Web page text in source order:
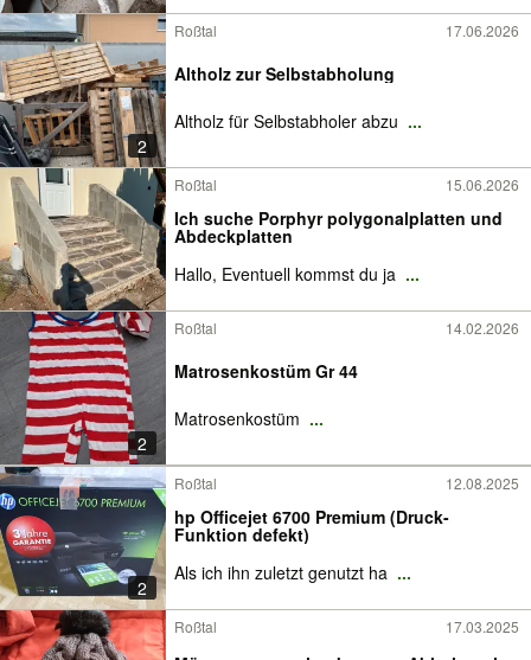
2
Roßtal 17.06.2026
Altholz zur Selbstabholung
Altholz für Selbstabholer abzu ...
Roßtal 15.06.2026
Ich suche Porphyr polygonalplatten und
Abdeckplatten
Hallo, Eventuell kommst du ja ...
2
Roßtal 14.02.2026
Matrosenkostüm Gr 44
Matrosenkostüm ...
2
Roßtal 12.08.2025
hp Officejet 6700 Premium (Druck-
Funktion defekt)
Als ich ihn zuletzt genutzt ha ...
Roßtal 17.03.2025